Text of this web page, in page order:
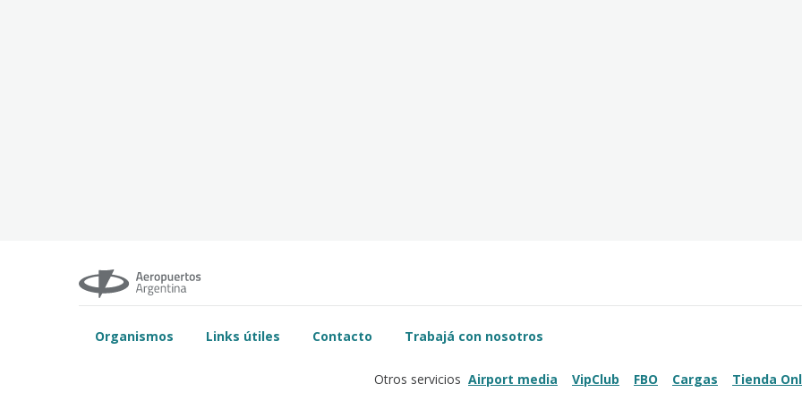
Organismos Links útiles Contacto Trabajá con nosotros
Otros servicios Airport media VipClub FBO Cargas Tienda